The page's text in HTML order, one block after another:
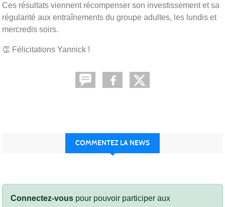
Ces résultats viennent récompenser son investissement et sa
régularité aux entraînements du groupe adultes, les lundis et
mercredis soirs.
👏 Félicitations Yannick !
COMMENTEZ LA NEWS
Connectez-vous pour pouvoir participer aux